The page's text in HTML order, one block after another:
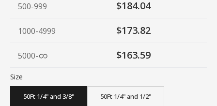
500-999 $184.04
1000-4999 $173.82
5000- $163.59
Size
50Ft 1/4" and 3/8" 50Ft 1/4" and 1/2"